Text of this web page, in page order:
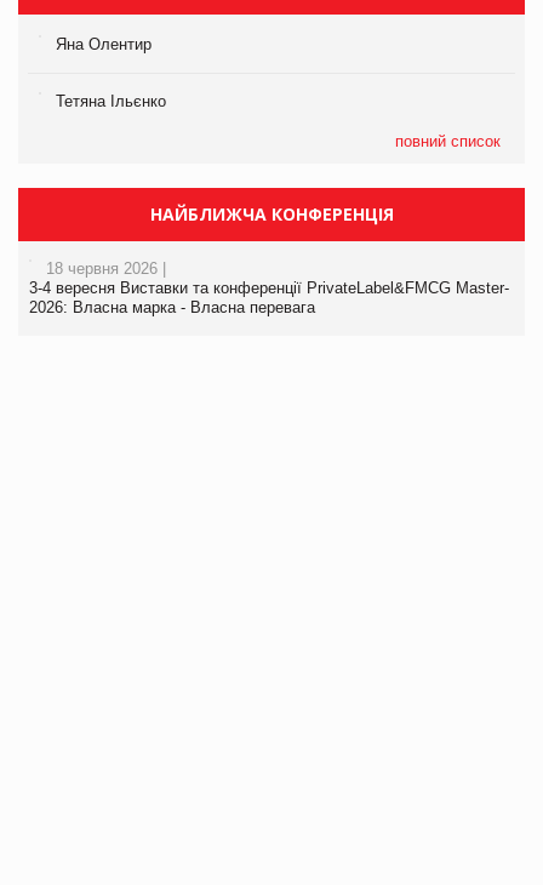
Яна Олентир
Тетяна Ільєнко
повний список
НАЙБЛИЖЧА КОНФЕРЕНЦІЯ
18 червня 2026 |
3-4 вересня Виставки та конференції PrivateLabel&FMCG Master-
2026: Власна марка - Власна перевага